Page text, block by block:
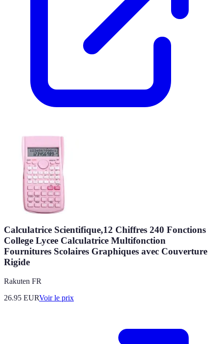
Calculatrice Scientifique,12 Chiffres 240 Fonctions
College Lycee Calculatrice Multifonction
Fournitures Scolaires Graphiques avec Couverture
Rigide
Rakuten FR
26.95 EURVoir le prix